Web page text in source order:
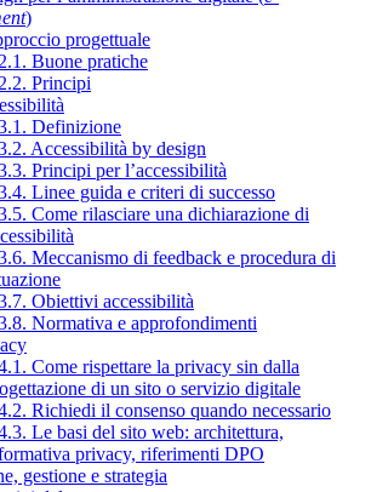
)
progettuale
Buone pratiche
Principi
Definizione
Accessibilità by design
Principi per l’accessibilità
Linee guida e criteri di successo
Come rilasciare una dichiarazione di
Meccanismo di feedback e procedura di
Obiettivi accessibilità
Normativa e approfondimenti
Come rispettare la privacy sin dalla
di un sito o servizio digitale
Richiedi il consenso quando necessario
Le basi del sito web: architettura,
privacy, riferimenti DPO
gestione e strategia